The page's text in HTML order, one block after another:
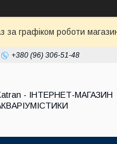
за графіком роботи
+380 (96) 306-51-48
- ІНТЕРНЕТ-МАГАЗИН